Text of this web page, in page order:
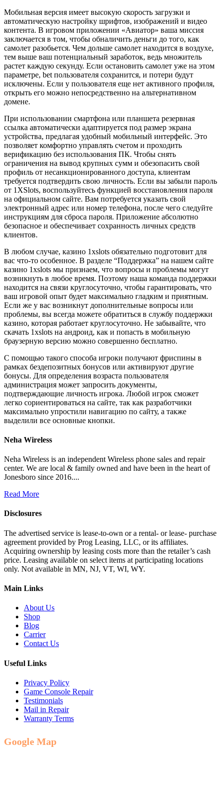
Мобильная версия имеет высокую скорость загрузки и
автоматическую настройку шрифтов, изображений и видео
контента. В игровом приложении «Авиатор» ваша миссия
заключается в том, чтобы обналичить деньги до того, как
самолет разобьется. Чем дольше самолет находится в воздухе,
тем выше ваш потенциальный заработок, ведь множитель
растет каждую секунду. Если остановить самолет уже на этом
параметре, bet пользователя сохранится, и потери будут
исключены. Если у пользователя еще нет активного профиля,
открыть его можно непосредственно на альтернативном
домене.
При использовании смартфона или планшета резервная
ссылка автоматически адаптируется под размер экрана
устройства, предлагая удобный мобильный интерфейс. Это
позволяет комфортно управлять счетом и проходить
верификацию без использования ПК. Чтобы снять
ограничения на вывод крупных сумм и обезопасить свой
профиль от несанкционированного доступа, клиентам
требуется подтвердить свою личность. Если вы забыли пароль
от 1XSlots, воспользуйтесь функцией восстановления пароля
на официальном сайте. Вам потребуется указать свой
электронный адрес или номер телефона, после чего следуйте
инструкциям для сброса пароля. Приложение абсолютно
безопасное и обеспечивает сохранность личных средств
клиентов.
В любом случае, казино 1xslots обязательно подготовит для
вас что-то особенное. В разделе “Поддержка” на нашем сайте
казино 1xslots мы признаем, что вопросы и проблемы могут
возникнуть в любое время. Поэтому наша команда поддержки
находится на связи круглосуточно, чтобы гарантировать, что
ваш игровой опыт будет максимально гладким и приятным.
Если же у вас возникнут дополнительные вопросы или
проблемы, вы всегда можете обратиться в службу поддержки
казино, которая работает круглосуточно. Не забывайте, что
скачать 1xslots на андроид, как и попасть в мобильную
браузерную версию можно совершенно бесплатно.
С помощью такого способа игроки получают фриспины в
рамках бездепозитных бонусов или активируют другие
бонусы. Для определения возраста пользователя
администрация может запросить документы,
подтверждающие личность игрока. Любой игрок сможет
легко сориентироваться на сайте, так как разработчики
максимально упростили навигацию по сайту, а также
выделили все основные кнопки.
Neha Wireless
Neha Wireless is an independent Wireless phone sales and repair
center. We are local & family owned and have been in the heart of
Jonesboro since 2016....
Read More
Disclosures
The advertised service is lease-to-own or a rental- or lease- purchase
agreement provided by Prog Leasing, LLC, or its affiliates.
Acquiring ownership by leasing costs more than the retailer’s cash
price. Leasing available on select items at participating locations
only. Not available in MN, NJ, VT, WI, WY.
Main Links
About Us
Shop
Blog
Carrier
Contact Us
Useful Links
Privacy Policy
Game Console Repair
Testimonials
Mail in Repair
Warranty Terms
Google Map